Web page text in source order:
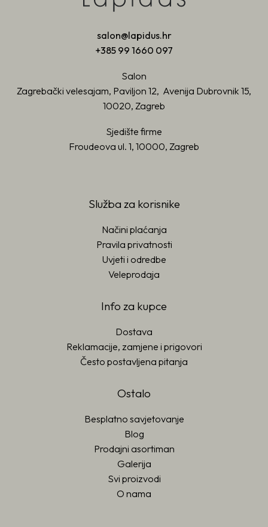
salon@lapidus.hr
+385 99 1660 097
Salon
Zagrebački velesajam, Paviljon 12, Avenija Dubrovnik 15,
10020, Zagreb
Sjedište firme
Froudeova ul. 1, 10000, Zagreb
Služba za korisnike
Načini plaćanja
Pravila privatnosti
Uvjeti i odredbe
Veleprodaja
Info za kupce
Dostava
Reklamacije, zamjene i prigovori
Često postavljena pitanja
Ostalo
Besplatno savjetovanje
Blog
Prodajni asortiman
Galerija
Svi proizvodi
O nama